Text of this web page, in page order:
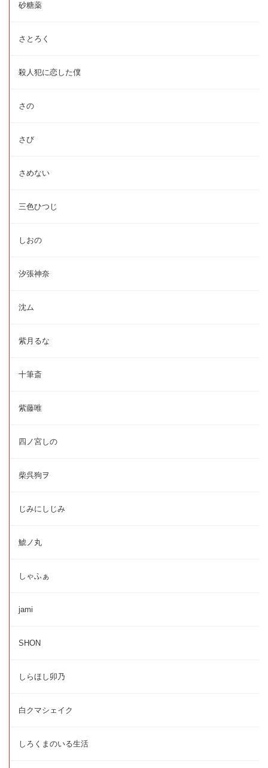
砂糖薬
さとろく
殺人犯に恋した僕
さの
さび
さめない
三色ひつじ
しおの
汐張神奈
沈ム
紫月るな
十筆斎
紫藤唯
四ノ宮しの
柴呉狗ヲ
じみにしじみ
鯱ノ丸
しゃふぁ
jami
SHON
しらほし卯乃
白クマシェイク
しろくまのいる生活